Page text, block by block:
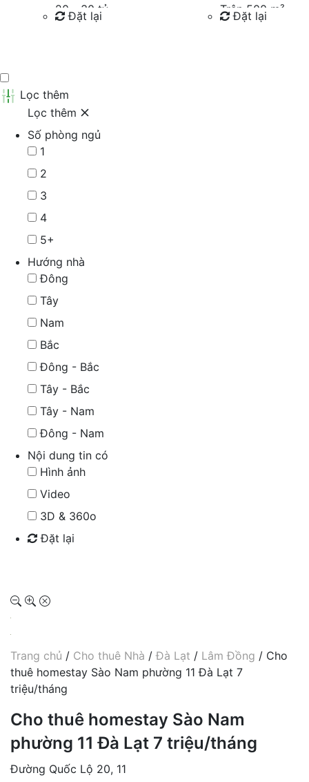
20 - 30 tỷ
30 - 40 tỷ
Đặt lại
Trên 500 m²
Đặt lại
Lọc thêm
Lọc thêm
Số phòng ngủ
1
2
3
4
5+
Hướng nhà
Đông
Tây
Nam
Bắc
Đông - Bắc
Tây - Bắc
Tây - Nam
Đông - Nam
Nội dung tin có
Hình ảnh
Video
3D & 360o
Đặt lại
Trang chủ / Cho thuê Nhà / Đà Lạt / Lâm Đồng / Cho
thuê homestay Sào Nam phường 11 Đà Lạt 7
triệu/tháng
Cho thuê homestay Sào Nam
phường 11 Đà Lạt 7 triệu/tháng
Đường Quốc Lộ 20, 11